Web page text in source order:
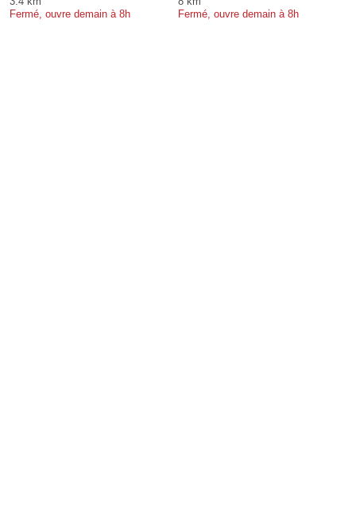
Fermé, ouvre demain à 8h
Fermé, ouvre demain à 8h